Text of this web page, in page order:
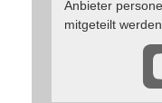
Anbieter
mitgeteilt werden.